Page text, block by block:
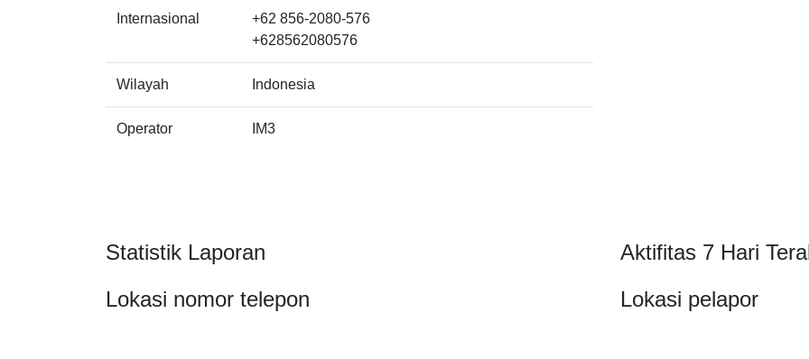
Internasional
+62 856-2080-576
+628562080576
Wilayah Indonesia
Operator IM3
Statistik Laporan
Aktifitas 7 Hari
Lokasi nomor telepon
Lokasi pelapor